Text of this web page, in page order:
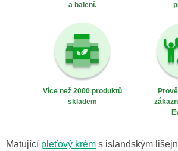
a balení.
Více než 2000 produktů
skladem
Matující pleťový krém s islandským